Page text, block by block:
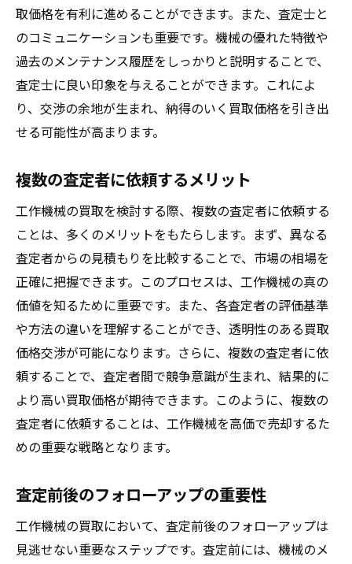
取価格を有利に進めることができます。また、査定士と
のコミュニケーションも重要です。機械の優れた特徴や
過去のメンテナンス履歴をしっかりと説明することで、
査定士に良い印象を与えることができます。これによ
り、交渉の余地が生まれ、納得のいく買取価格を引き出
せる可能性が高まります。
複数の査定者に依頼するメリット
工作機械の買取を検討する際、複数の査定者に依頼する
ことは、多くのメリットをもたらします。まず、異なる
査定者からの見積もりを比較することで、市場の相場を
正確に把握できます。このプロセスは、工作機械の真の
価値を知るために重要です。また、各査定者の評価基準
や方法の違いを理解することができ、透明性のある買取
価格交渉が可能になります。さらに、複数の査定者に依
頼することで、査定者間で競争意識が生まれ、結果的に
より高い買取価格が期待できます。このように、複数の
査定者に依頼することは、工作機械を高価で売却するた
めの重要な戦略となります。
査定前後のフォローアップの重要性
工作機械の買取において、査定前後のフォローアップは
見逃せない重要なステップです。査定前には、機械のメ